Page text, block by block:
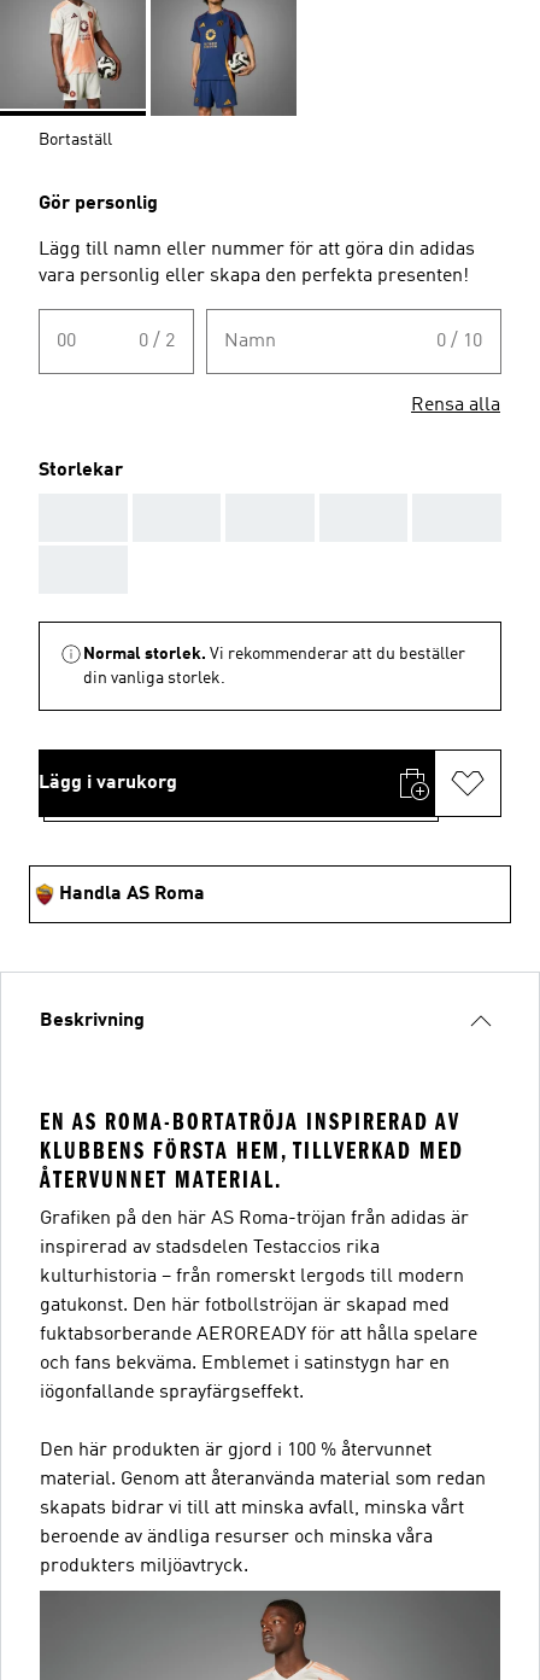
Bortaställ
Gör personlig
Lägg till namn eller nummer för att göra din adidas
vara personlig eller skapa den perfekta presenten!
00 0 / 2 Namn 0 / 10
Rensa alla
Storlekar
Normal storlek. Vi rekommenderar att du beställer
din vanliga storlek.
Lägg i varukorg
Handla AS Roma
Beskrivning
EN AS ROMA-BORTATRÖJA INSPIRERAD AV
KLUBBENS FÖRSTA HEM, TILLVERKAD MED
ÅTERVUNNET MATERIAL.
Grafiken på den här AS Roma-tröjan från adidas är
inspirerad av stadsdelen Testaccios rika
kulturhistoria – från romerskt lergods till modern
gatukonst. Den här fotbollströjan är skapad med
fuktabsorberande AEROREADY för att hålla spelare
och fans bekväma. Emblemet i satinstygn har en
iögonfallande sprayfärgseffekt.
Den här produkten är gjord i 100 % återvunnet
material. Genom att återanvända material som redan
skapats bidrar vi till att minska avfall, minska vårt
beroende av ändliga resurser och minska våra
produkters miljöavtryck.